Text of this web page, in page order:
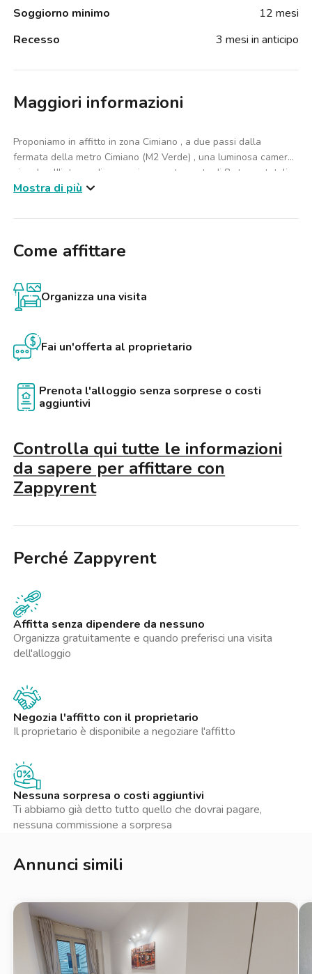
Soggiorno minimo
12 mesi
Recesso
3 mesi in anticipo
Maggiori informazioni
Proponiamo in affitto in zona Cimiano , a due passi dalla
fermata della metro Cimiano (M2 Verde) , una luminosa camera
singola all'interno di un ampio appartamento di 8 stanze totali.
zona lavanderia e cucina abitabile completamente attrezzata.
La camera è arredata con un letto matrimoniale, scrivania con
Nelle immediate vicinanze sono presenti numerosi servizi, tra cui
supermercati (Coop), bar e ristoranti, che rendono la zona ben
Le visite possono essere effettuate dal lunedì al sabato, sia in
Mostra di più
Come affittare
Organizza una visita
Fai un'offerta al proprietario
Prenota l'alloggio senza sorprese o costi
aggiuntivi
Controlla qui tutte le informazioni
da sapere per affittare con
Zappyrent
Perché Zappyrent
Affitta senza dipendere da nessuno
Organizza gratuitamente e quando preferisci una visita
dell'alloggio
Negozia l'affitto con il proprietario
Il proprietario è disponibile a negoziare l'affitto
Nessuna sorpresa o costi aggiuntivi
Ti abbiamo già detto tutto quello che dovrai pagare,
nessuna commissione a sorpresa
Annunci simili